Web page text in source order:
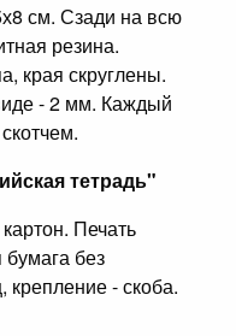
см. Сзади на всю
резина.
края скруглены.
- 2 мм. Каждый
тетрадь"
Печать
без
крепление - скоба.